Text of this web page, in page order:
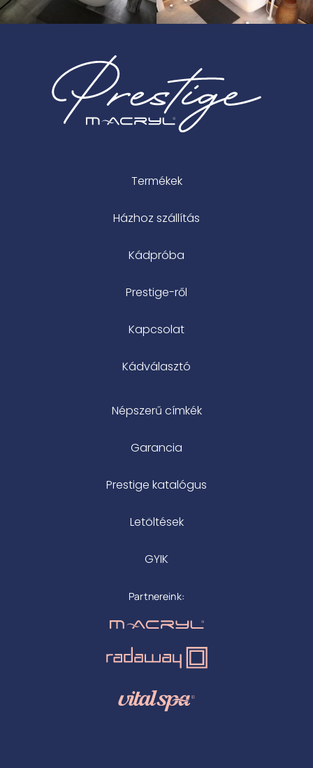
Termékek
Házhoz szállítás
Kádpróba
Prestige-ről
Kapcsolat
Kádválasztó
Népszerű címkék
Garancia
Prestige katalógus
Letöltések
GYIK
Partnereink: